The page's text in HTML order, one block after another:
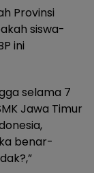
Provinsi
siswa-
ini
selama 7
Jawa Timur
benar-